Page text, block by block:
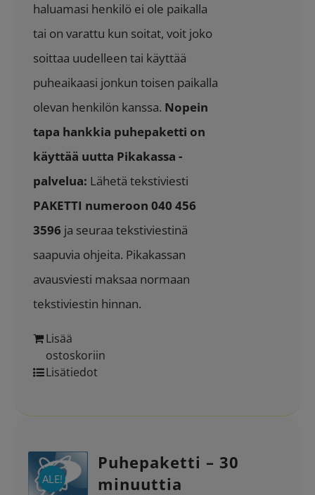
haluamasi henkilö ei ole paikalla
tai on varattu kun soitat, voit joko
soittaa uudelleen tai käyttää
puheaikaasi jonkun toisen paikalla
olevan henkilön kanssa. Nopein
tapa hankkia puhepaketti on
käyttää uutta Pikakassa -
palvelua: Lähetä tekstiviesti
PAKETTI numeroon 040 456
3596 ja seuraa tekstiviestinä
saapuvia ohjeita. Pikakassan
avausviesti maksaa normaan
tekstiviestin hinnan.
Lisää
ostoskoriin
Lisätiedot
ALE!
Puhepaketti – 30
minuuttia